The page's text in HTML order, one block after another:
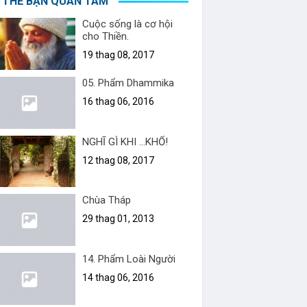
Cuộc sống là cơ hội
cho Thiền.
19 thag 08, 2017
05. Phẩm Dhammika
16 thag 06, 2016
NGHĨ GÌ KHI ...KHỔ!
12 thag 08, 2017
Chùa Tháp
29 thag 01, 2013
14. Phẩm Loài Người
14 thag 06, 2016